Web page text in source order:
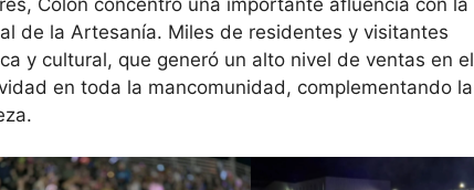
de la Artesanía. Miles de residentes y visitantes
y cultural, que generó un alto nivel de ventas en el
en toda la mancomunidad, complementando la